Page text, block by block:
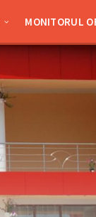
MONITORUL